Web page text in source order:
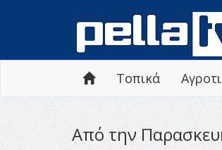
Τοπικά
Από την